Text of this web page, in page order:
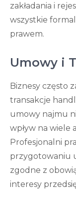
zakładania i
wszystkie
prawem.
Umowy i
Biznesy często
transakcje
umowy najmu
wpływ na wiele
Profesjonalni
przygotowaniu
zgodne z
interesy